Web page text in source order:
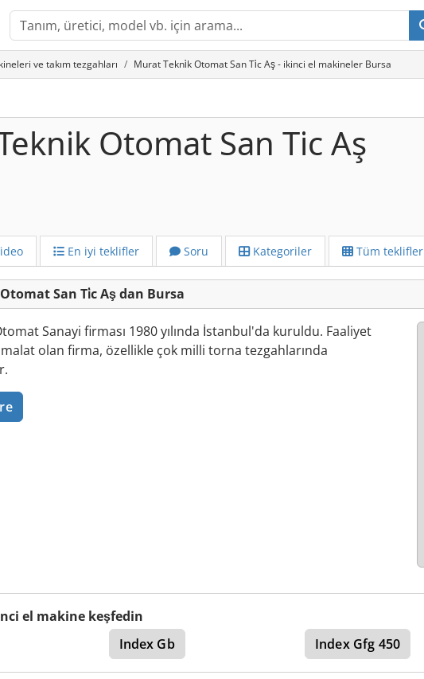
ve takım tezgahları Murat Tekni̇k Otomat San Ti̇c Aş - ikinci el makineler Bursa
Otomat San Ti̇c Aş
En iyi teklifler Soru Kategoriler Tüm teklifler
San Ti̇c Aş dan Bursa
Sanayi firması 1980 yılında İstanbul'da kuruldu. Faaliyet
olan firma, özellikle çok milli torna tezgahlarında
el makine keşfedin
Index Gb Index Gfg 450